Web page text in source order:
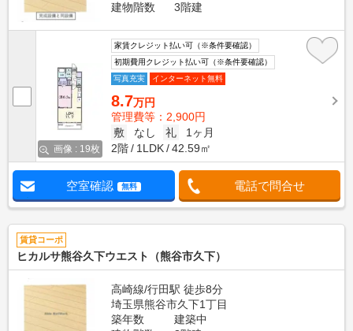
建物階数
3階建
画像 : 19枚
家賃クレジット払い可（※条件要確認）
初期費用クレジット払い可（※条件要確認）
写真充実
インターネット無料
8.7万円
管理費等：2,900円
敷
なし 礼
1ヶ月
2階
1LDK 42.59㎡
空室確認 無料 電話で問合せ
賃貸コーポ
ヒカルサ熊谷久下ウエスト（熊谷市久下）
高崎線/行田駅 徒歩8分
埼玉県熊谷市久下1丁目
築年数
建築中